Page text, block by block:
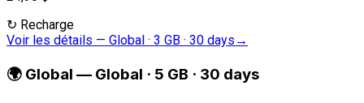
↻ Recharge
Voir les détails — Global · 3 GB · 30 days →
🌍 Global — Global · 5 GB · 30 days